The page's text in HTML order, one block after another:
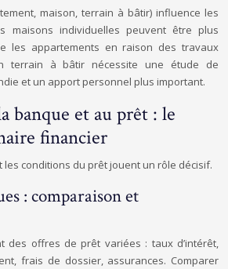
maison, terrain à bâtir) influence les
maisons individuelles peuvent être plus
les appartements en raison des travaux
terrain à bâtir nécessite une étude de
et un apport personnel plus important.
banque et au prêt : le
financier
les conditions du prêt jouent un rôle décisif.
: comparaison et
des offres de prêt variées : taux d’intérêt,
frais de dossier, assurances. Comparer